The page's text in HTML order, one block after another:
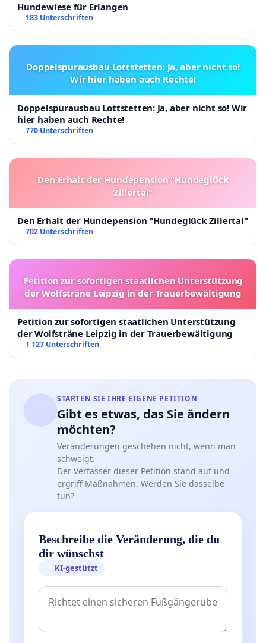
Hundewiese für Erlangen
183 Unterschriften
Doppelspurausbau Lottstetten: Ja, aber nicht so!
Wir hier haben auch Rechte!
Doppelspurausbau Lottstetten: Ja, aber nicht so! Wir
hier haben auch Rechte!
770 Unterschriften
Den Erhalt der Hundepension "Hundeglück
Zillertal"
Den Erhalt der Hundepension "Hundeglück Zillertal"
702 Unterschriften
Petition zur sofortigen staatlichen Unterstützung
der Wolfsträne Leipzig in der Trauerbewältigung
Petition zur sofortigen staatlichen Unterstützung
der Wolfsträne Leipzig in der Trauerbewältigung
1 127 Unterschriften
STARTEN SIE IHRE EIGENE PETITION
Gibt es etwas, das Sie ändern
möchten?
Veränderungen geschehen nicht, wenn man
schweigt.
Der Verfasser dieser Petition stand auf und
ergriff Maßnahmen. Werden Sie dasselbe
tun?
Beschreibe die Veränderung, die du
dir wünschst
KI-gestützt